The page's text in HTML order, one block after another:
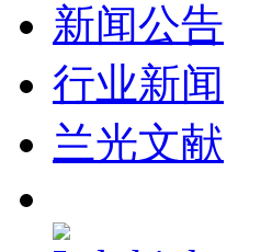
新闻公告
行业新闻
兰光文献